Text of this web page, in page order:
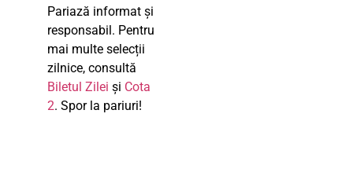
Pariază informat și
responsabil. Pentru
mai multe selecții
zilnice, consultă
Biletul Zilei și Cota
2. Spor la pariuri!